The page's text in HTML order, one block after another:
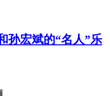
孙宏斌的“名人”乐